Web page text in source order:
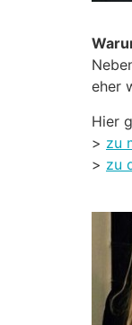
eher
Hier
> zu
> zu